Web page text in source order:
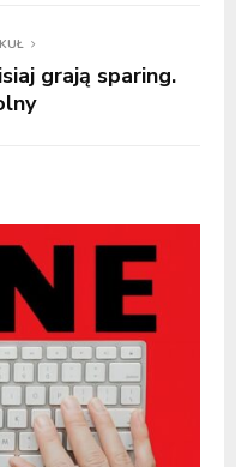
grają sparing.